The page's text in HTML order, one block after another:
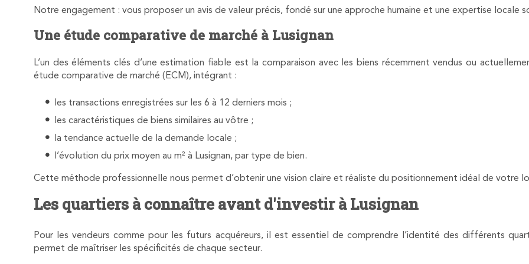
Notre engagement : vous proposer un avis de valeur précis, fondé sur une approche humaine et une expertise locale
Une étude comparative de marché à Lusignan
L’un des éléments clés d’une estimation fiable est la comparaison avec les biens récemment vendus ou
étude comparative de marché (ECM), intégrant :
les transactions enregistrées sur les 6 à 12 derniers mois ;
les caractéristiques de biens similaires au vôtre ;
la tendance actuelle de la demande locale ;
l’évolution du prix moyen au m² à Lusignan, par type de bien.
Cette méthode professionnelle nous permet d’obtenir une vision claire et réaliste du positionnement idéal de votre
Les quartiers à connaître avant d'investir à Lusignan
Pour les vendeurs comme pour les futurs acquéreurs, il est essentiel de comprendre l’identité des différents
permet de maîtriser les spécificités de chaque secteur.